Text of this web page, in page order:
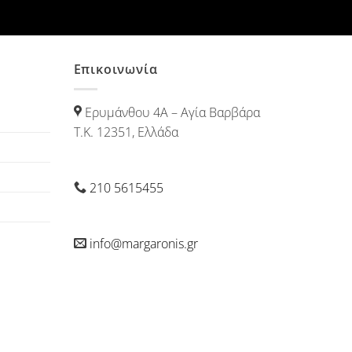
Επικοινωνία
Ερυμάνθου 4Α – Αγία Βαρβάρα
Τ.Κ. 12351, Ελλάδα
210 5615455
info@margaronis.gr